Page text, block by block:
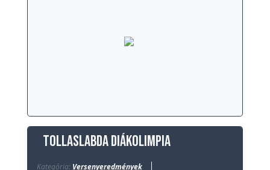
Tollaslabda diákolimpia
Kategória: Versenyeredmények